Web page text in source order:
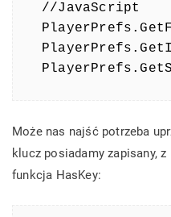
//JavaScript
Może nas najść potrzeba
klucz posiadamy zapisany,
funkcja HasKey: